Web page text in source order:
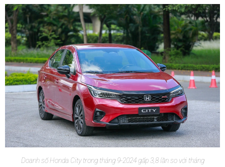
Doanh số Honda City trong tháng 9-2024 gấp 3,8 lần so với tháng